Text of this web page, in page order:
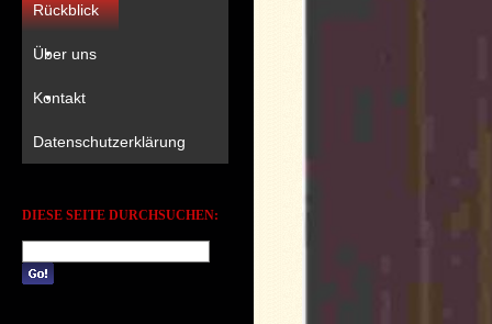
Rückblick
Über uns
Kontakt
Datenschutzerklärung
DIESE SEITE DURCHSUCHEN: